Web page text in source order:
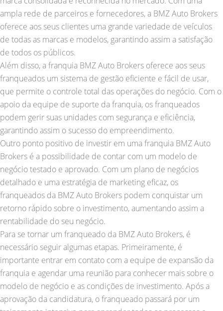
ampla rede de parceiros e fornecedores, a BMZ Auto Brokers
oferece aos seus clientes uma grande variedade de veículos
de todas as marcas e modelos, garantindo assim a satisfação
de todos os públicos.
Além disso, a franquia BMZ Auto Brokers oferece aos seus
franqueados um sistema de gestão eficiente e fácil de usar,
que permite o controle total das operações do negócio. Com o
apoio da equipe de suporte da franquia, os franqueados
podem gerir suas unidades com segurança e eficiência,
garantindo assim o sucesso do empreendimento.
Outro ponto positivo de investir em uma franquia BMZ Auto
Brokers é a possibilidade de contar com um modelo de
negócio testado e aprovado. Com um plano de negócios
detalhado e uma estratégia de marketing eficaz, os
franqueados da BMZ Auto Brokers podem conquistar um
retorno rápido sobre o investimento, aumentando assim a
rentabilidade do seu negócio.
Para se tornar um franqueado da BMZ Auto Brokers, é
necessário seguir algumas etapas. Primeiramente, é
importante entrar em contato com a equipe de expansão da
franquia e agendar uma reunião para conhecer mais sobre o
modelo de negócio e as condições de investimento. Após a
aprovação da candidatura, o franqueado passará por um